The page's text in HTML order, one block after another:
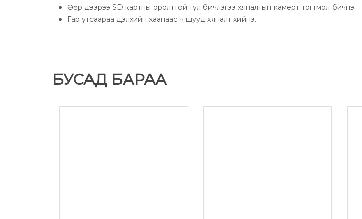
Өөр дээрээ SD картны оролттой тул бичлэгээ хяналтын камерт тогтмол бичнэ.
Гар утсаараа дэлхийн хаанаас ч шууд хяналт хийнэ.
БУСАД БАРАА